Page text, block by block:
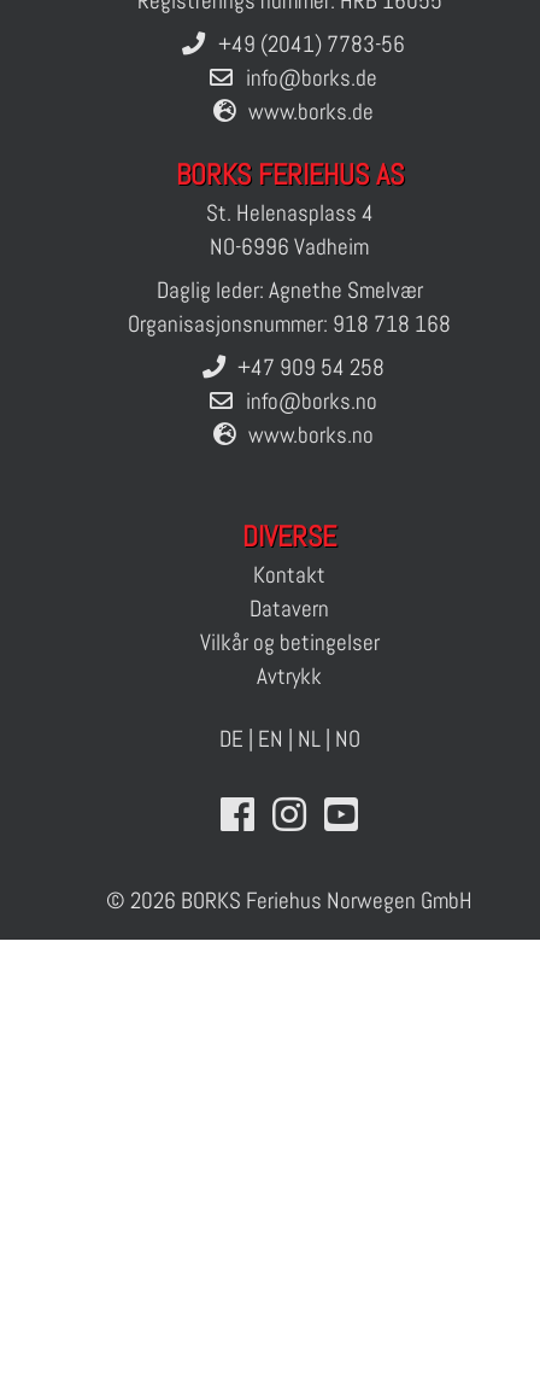
+49 (2041) 7783-56
info@borks.de
www.borks.de
BORKS FERIEHUS AS
St. Helenasplass 4
NO-6996 Vadheim
Daglig leder: Agnethe Smelvær
Organisasjonsnummer: 918 718 168
+47 909 54 258
info@borks.no
www.borks.no
DIVERSE
Kontakt
Datavern
Vilkår og betingelser
Avtrykk
DE | EN | NL| NO
© 2026 BORKS Feriehus Norwegen GmbH